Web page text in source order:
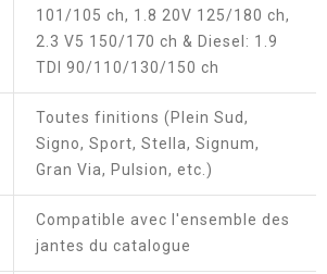
101/105 ch, 1.8 20V 125/180 ch,
2.3 V5 150/170 ch & Diesel: 1.9
TDI 90/110/130/150 ch
Toutes finitions (Plein Sud,
Signo, Sport, Stella, Signum,
Gran Via, Pulsion, etc.)
Compatible avec l'ensemble des
jantes du catalogue